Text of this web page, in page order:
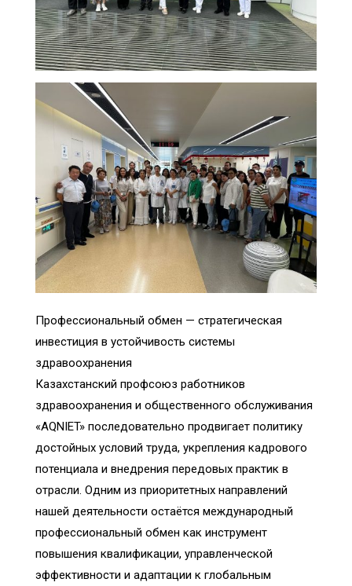
Профессиональный обмен — стратегическая
инвестиция в устойчивость системы
здравоохранения
Казахстанский профсоюз работников
здравоохранения и общественного обслуживания
«AQNIET» последовательно продвигает политику
достойных условий труда, укрепления кадрового
потенциала и внедрения передовых практик в
отрасли. Одним из приоритетных направлений
нашей деятельности остаётся международный
профессиональный обмен как инструмент
повышения квалификации, управленческой
эффективности и адаптации к глобальным